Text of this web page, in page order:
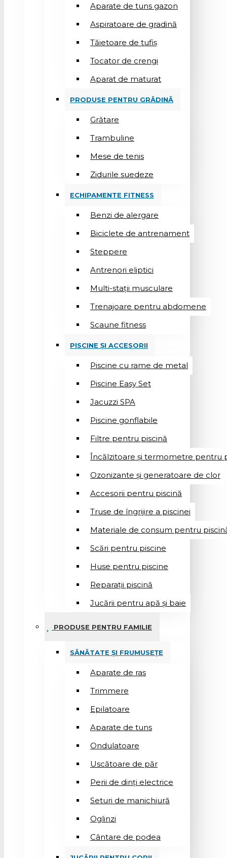
Aparate de tuns gazon
Aspiratoare de gradină
Tăietoare de tufiș
Tocator de crengi
Aparat de maturat
PRODUSE PENTRU GRĂDINĂ
Grătare
Trambuline
Mese de tenis
Zidurile suedeze
ECHIPAMENTE FITNESS
Benzi de alergare
Biciclete de antrenament
Steppere
Antrenori eliptici
Multi-stații musculare
Trenajoare pentru abdomene
Scaune fitness
PISCINE ȘI ACCESORII
Piscine cu rame de metal
Piscine Easy Set
Jacuzzi SPA
Piscine gonflabile
Filtre pentru piscină
Încălzitoare și termometre pentru
Ozonizante și generatoare de clor
Accesorii pentru piscină
Truse de îngrijire a piscinei
Materiale de consum pentru
Scări pentru piscine
Huse pentru piscine
Reparații piscină
Jucării pentru apă și baie
PRODUSE PENTRU FAMILIE
SĂNĂTATE ȘI FRUMUSEȚE
Aparate de ras
Trimmere
Epilatoare
Aparate de tuns
Ondulatoare
Uscătoare de păr
Perii de dinți electrice
Seturi de manichiură
Oglinzi
Cântare de podea